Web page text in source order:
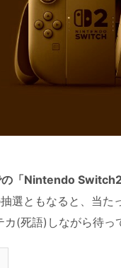
「Nintendo Switch2
選ともなると、当た
(死語)しながら待っ